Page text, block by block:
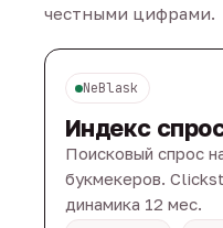
честными цифрами.
NeBlask
Индекс
Поисковый спрос
букмекеров.
динамика 12 мес.